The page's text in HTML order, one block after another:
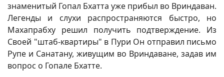
знаменитый Гопал Бхатта уже прибыл во Вриндаван.
Легенды и слухи распространяются быстро, но
Махапрабху решил получить подтверждение. Из
Своей "штаб-квартиры" в Пури Он отправил письмо
Рупе и Санатану, живущим во Вриндаване, задав им
вопрос о Гопале Бхатте.